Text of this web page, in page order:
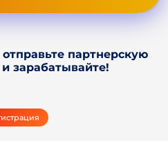
партнерскую
зарабатывайте!